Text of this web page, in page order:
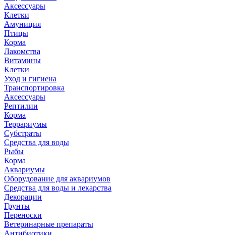
Аксессуары
Клетки
Амуниция
Птицы
Корма
Лакомства
Витамины
Клетки
Уход и гигиена
Транспортировка
Аксессуары
Рептилии
Корма
Террариумы
Субстраты
Средства для воды
Рыбы
Корма
Аквариумы
Оборудование для аквариумов
Средства для воды и лекарства
Декорации
Грунты
Переноски
Ветеринарные препараты
Антибиотики